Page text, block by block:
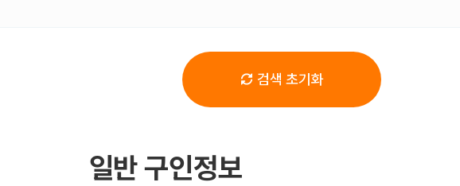
검색 초기화
일반 구인정보